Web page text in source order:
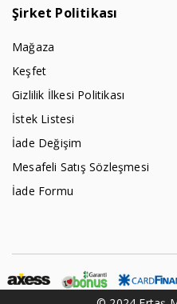
Şirket Politikası
Mağaza
Keşfet
Gizlilik İlkesi Politikası
İstek Listesi
İade Değişim
Mesafeli Satış Sözleşmesi
İade Formu